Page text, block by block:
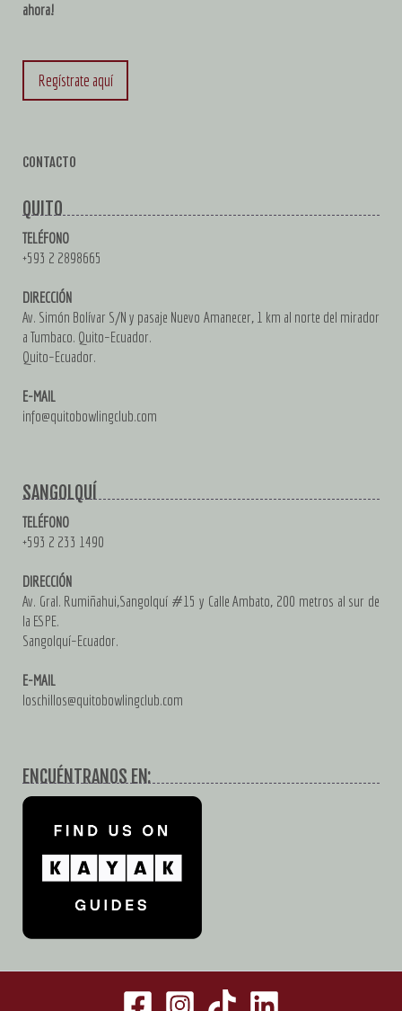
ahora!
Regístrate aquí
CONTACTO
QUITO
TELÉFONO
+593 2 2898665
DIRECCIÓN
Av. Simón Bolívar S/N y pasaje Nuevo Amanecer, 1 km al norte del mirador
a Tumbaco. Quito–Ecuador.
Quito–Ecuador.
E-MAIL
info@quitobowlingclub.com
SANGOLQUÍ
TELÉFONO
+593 2 233 1490
DIRECCIÓN
Av. Gral. Rumiñahui,Sangolquí #15 y Calle Ambato, 200 metros al sur de
la ESPE.
Sangolquí–Ecuador.
E-MAIL
loschillos@quitobowlingclub.com
ENCUÉNTRANOS EN: